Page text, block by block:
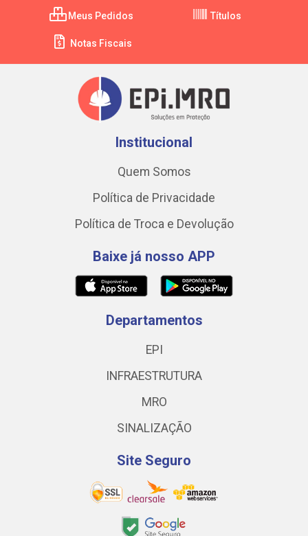
Meus Pedidos Títulos
Notas Fiscais
Institucional
Quem Somos
Política de Privacidade
Política de Troca e Devolução
Baixe já nosso APP
Departamentos
EPI
INFRAESTRUTURA
MRO
SINALIZAÇÃO
Site Seguro